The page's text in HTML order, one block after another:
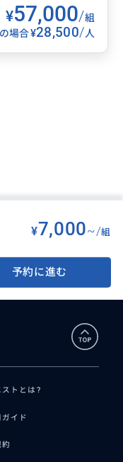
¥57,000/組
場合¥28,500/人
¥7,000~/組
予約に進む
事同行・予約代行致します
ストとは?
ガイド